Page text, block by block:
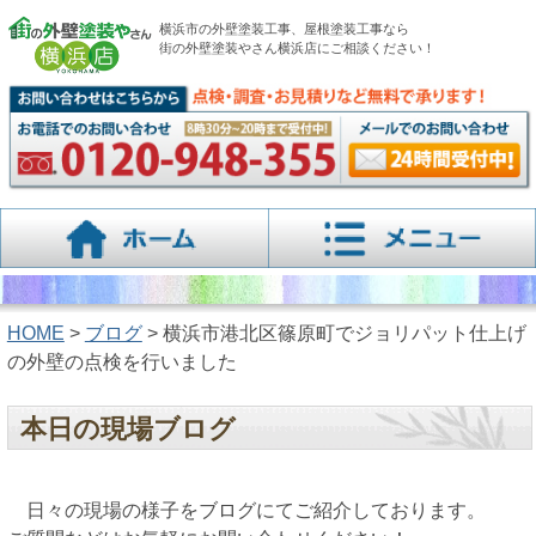
横浜市の外壁塗装工事、屋根塗装工事なら
街の外壁塗装やさん横浜店にご相談ください！
HOME > ブログ> 横浜市港北区篠原町でジョリパット仕上げ
の外壁の点検を行いました
本日の現場ブログ
日々の現場の様子をブログにてご紹介しております。